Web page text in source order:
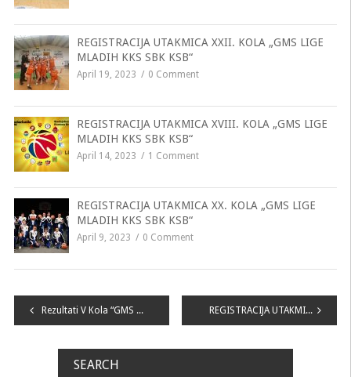
REGISTRACIJA UTAKMICA XXII. KOLA „GMS LIGE
MLADIH KKS SBK KSB“
April 19, 2023 0 Comment
REGISTRACIJA UTAKMICA XVIII. KOLA „GMS LIGE
MLADIH KKS SBK KSB“
April 14, 2023 1 Comment
REGISTRACIJA UTAKMICA XX. KOLA „GMS LIGE
MLADIH KKS SBK KSB“
April 9, 2023 0 Comment
Navigacija
Rezultati V Kola “GMS Lige mladih KKS SBK/KSB” REGISTRACIJA UTAKMICA VII. KOLA „GMS LIGE MLADIH KKS SBK KSB“
SEARCH